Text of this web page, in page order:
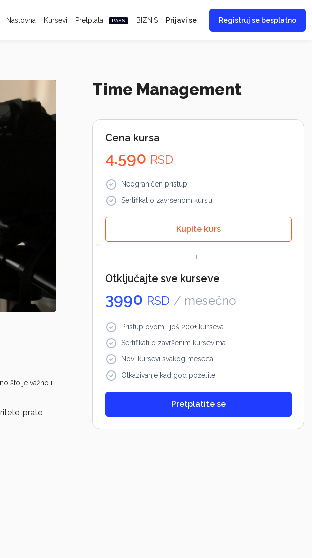
Naslovna Kursevi Pretplata PASS BIZNIS Prijavi se Registruj se besplatno
što je važno i
prate
Time Management
Cena kursa
4.590 RSD
Neograničen pristup
Sertifikat o završenom kursu
Kupite kurs
ili
Otključajte sve kurseve
3990 RSD / mesečno
Pristup ovom i još 200+ kurseva
Sertifikati o završenim kursevima
Novi kursevi svakog meseca
Otkazivanje kad god poželite
Pretplatite se